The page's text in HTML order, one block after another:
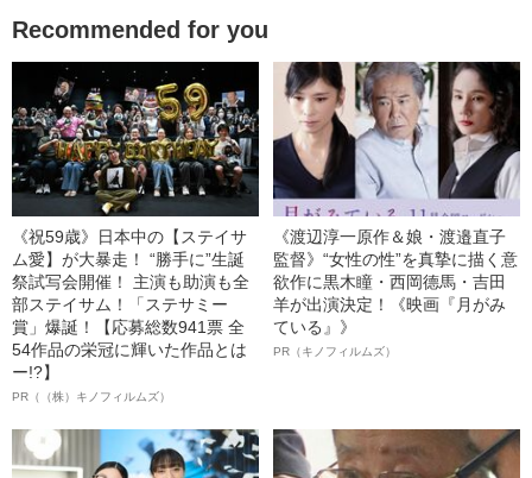
Recommended for you
《祝59歳》日本中の【ステイサ
ム愛】が大暴走！ “勝手に”生誕
祭試写会開催！ 主演も助演も全
部ステイサム！「ステサミー
賞」爆誕！【応募総数941票 全
54作品の栄冠に輝いた作品とは
ー!?】
PR（（株）キノフィルムズ）
《渡辺淳一原作＆娘・渡邉直子
監督》“女性の性”を真摯に描く意
欲作に黒木瞳・西岡德馬・吉田
羊が出演決定！《映画『月がみ
ている』》
PR（キノフィルムズ）